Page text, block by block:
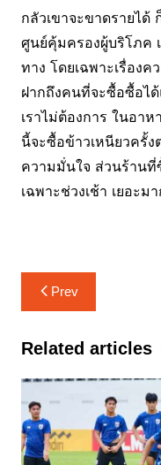
กลัวเขาจะขาดรายได้
ศูนย์คุ้มครองผู้บริโภค
ทาง โดยเฉพาะเรื่อง
ฝากถึงคนที่จะซื้อซื้อไ
เราไม่ต้องการ ในอา
นี้จะซื้อข้าวเหนียวครั้ง
ความมั่นใจ ส่วนร้าน
เฉพาะช่วงเช้า เยอะ
แนะแนว
เรื่อง
Prev
Related articles